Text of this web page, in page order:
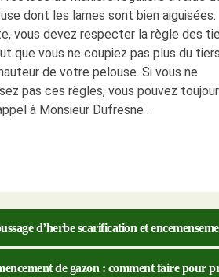
dont les lames sont bien aiguisées.
vous devez respecter la règle des
que vous ne coupiez pas plus du tiers
de votre pelouse. Si vous ne
pas ces règles, vous pouvez
à Monsieur Dufresne .
d’herbe scarification et
de gazon : comment faire pour